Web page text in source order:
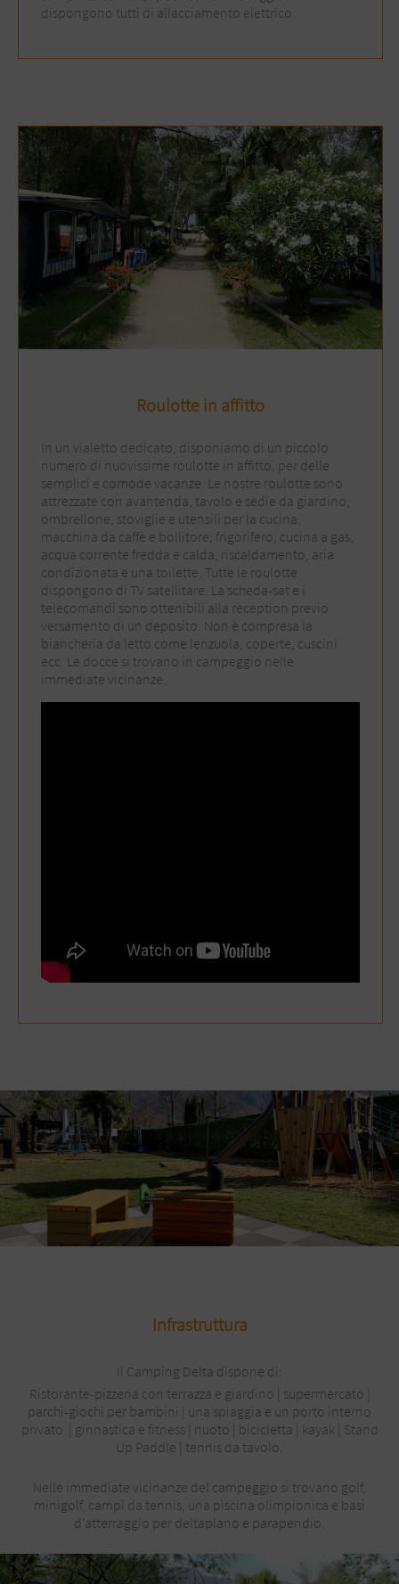
dispongono tutti di allacciamento elettrico.
Roulotte in affitto
In un vialetto dedicato, disponiamo di un piccolo
numero di nuovissime roulotte in affitto, per delle
semplici e comode vacanze. Le nostre roulotte sono
attrezzate con avantenda, tavolo e sedie da giardino,
ombrellone, stoviglie e utensili per la cucina,
macchina da caffè e bollitore, frigorifero, cucina a gas,
acqua corrente fredda e calda, riscaldamento, aria
condizionata e una toilette. Tutte le roulotte
dispongono di TV satellitare. La scheda-sat e i
telecomandi sono ottenibili alla reception previo
versamento di un deposito. Non è compresa la
biancheria da letto come lenzuola, coperte, cuscini
ecc. Le docce si trovano in campeggio nelle
immediate vicinanze.
Infrastruttura
Il Camping Delta dispone di:
Ristorante-pizzeria con terrazza e giardino | supermercato |
parchi-giochi per bambini | una spiaggia e un porto interno
privato | ginnastica e fitness | nuoto | bicicletta | kayak | Stand
Up Paddle | tennis da tavolo.
Nelle immediate vicinanze del campeggio si trovano golf,
minigolf, campi da tennis, una piscina olimpionica e basi
d’atterraggio per deltaplano e parapendio.